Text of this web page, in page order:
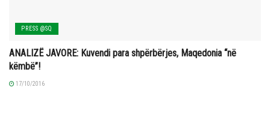
PRESS @SQ
ANALIZË JAVORE: Kuvendi para shpërbërjes, Maqedonia “në
këmbë”!
17/10/2016